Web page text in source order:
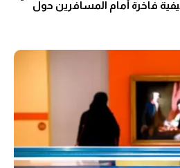
فاخرة أمام المسافرين حول